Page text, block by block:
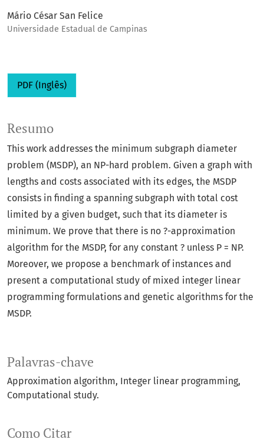
Mário César San Felice
Universidade Estadual de Campinas
PDF (Inglês)
Palavras-chave
Approximation algorithm Integer linear programming
Computational study.
Como Citar
Resumo
This work addresses the minimum subgraph diameter
problem (MSDP), an NP-hard problem. Given a graph with
lengths and costs associated with its edges, the MSDP
consists in finding a spanning subgraph with total cost
limited by a given budget, such that its diameter is
minimum. We prove that there is no ?-approximation
algorithm for the MSDP, for any constant ? unless P = NP.
Moreover, we propose a benchmark of instances and
present a computational study of mixed integer linear
programming formulations and genetic algorithms for the
MSDP.